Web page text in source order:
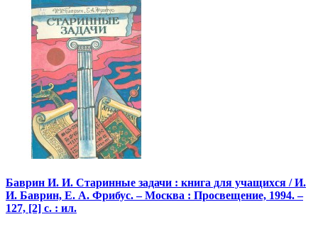
Баврин И. И. Старинные задачи : книга для учащихся / И.
И. Баврин, Е. А. Фрибус. – Москва : Просвещение, 1994. –
127, [2] с. : ил.